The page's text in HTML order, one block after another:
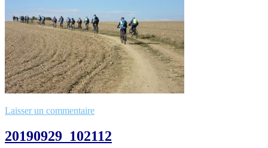
Laisser un commentaire
20190929_102112